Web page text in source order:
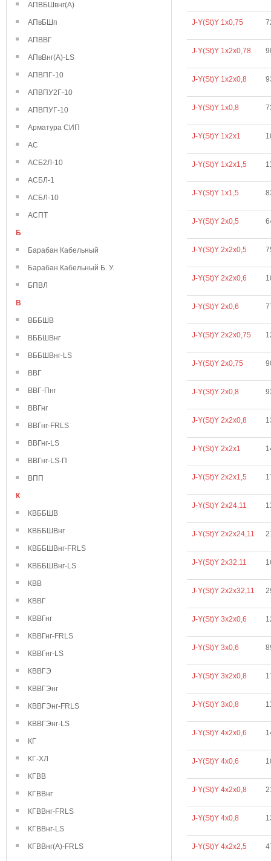
АПВБШвнг(А)
АПвБШп
АПВВГ
АПвВнг(А)-LS
АПВПГ-10
АПВПУ2Г-10
АПВПУГ-10
Арматура СИП
АС
АСБ2Л-10
АСБЛ-1
АСБЛ-10
АСПТ
Б
Барабан Кабельный
Барабан Кабельный Б. У.
БПВЛ
В
ВББШВ
ВББШВнг
ВББШВнг-LS
ВВГ
ВВГ-Пнг
ВВГнг
ВВГнг-FRLS
ВВГнг-LS
ВВГнг-LS-П
ВПП
К
КВББШВ
КВББШВнг
КВББШВнг-FRLS
КВББШВнг-LS
КВВ
КВВГ
КВВГнг
КВВГнг-FRLS
КВВГнг-LS
КВВГЭ
КВВГЭнг
КВВГЭнг-FRLS
КВВГЭнг-LS
КГ
КГ-ХЛ
КГВВ
КГВВнг
КГВВнг-FRLS
КГВВнг-LS
КГВВнг(А)-FRLS
J-Y(St)Y 1х0,75
J-Y(St)Y 1х2х0,78
J-Y(St)Y 1х2х0,8
J-Y(St)Y 1х0,8
J-Y(St)Y 1х2х1
J-Y(St)Y 1х2х1,5
J-Y(St)Y 1х1,5
J-Y(St)Y 2х0,5
J-Y(St)Y 2х2х0,5
J-Y(St)Y 2х2х0,6
J-Y(St)Y 2х0,6
J-Y(St)Y 2х2х0,75
J-Y(St)Y 2х0,75
J-Y(St)Y 2х0,8
J-Y(St)Y 2х2х0,8
J-Y(St)Y 2х2х1
J-Y(St)Y 2х2х1,5
J-Y(St)Y 2х24,11
J-Y(St)Y 2х2х24,11
J-Y(St)Y 2х32,11
J-Y(St)Y 2х2х32,11
J-Y(St)Y 3х2х0,6
J-Y(St)Y 3х0,6
J-Y(St)Y 3х2х0,8
J-Y(St)Y 3х0,8
J-Y(St)Y 4х2х0,6
J-Y(St)Y 4х0,6
J-Y(St)Y 4х2х0,8
J-Y(St)Y 4х0,8
J-Y(St)Y 4х2х2,5